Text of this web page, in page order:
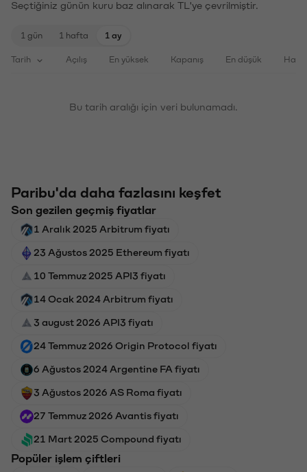
Seçtiğiniz günün kuru baz alınarak TL'ye çevrilmiştir.
1 gün 1 hafta 1 ay
Tarih Açılış En yüksek Kapanış En düşük
Bu tarih aralığı için veri bulunamadı.
Paribu'da daha fazlasını keşfet
Son gezilen geçmiş fiyatlar
1 Aralık 2025 Arbitrum fiyatı
23 Ağustos 2025 Ethereum fiyatı
10 Temmuz 2025 API3 fiyatı
14 Ocak 2024 Arbitrum fiyatı
3 august 2026 API3 fiyatı
24 Temmuz 2026 Origin Protocol fiyatı
6 Ağustos 2024 Argentine FA fiyatı
3 Ağustos 2026 AS Roma fiyatı
27 Temmuz 2026 Avantis fiyatı
21 Mart 2025 Compound fiyatı
Popüler işlem çiftleri